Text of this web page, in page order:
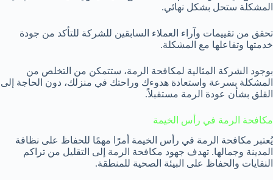
المشكلة ستحل بشكل نهائي.
تحقق من تقييمات وآراء العملاء السابقين للشركة للتأكد من جودة
خدمتها وتفاعلها مع المشكلة.
بوجود الشركة المثالية لمكافحة الرمة، ستتمكن من التخلص من
المشكلة بسرعة واستعادة هدوءك وراحتك في منزلك، دون الحاجة إلى
القلق بشأن عودة الرمة مستقبلاً.
مكافحة الرمة في رأس الخيمة
يُعتبر مكافحة الرمة في رأس الخيمة أمرًا مهمًا للحفاظ على نظافة
المدينة وجمالها. تهدف جهود مكافحة الرمة إلى التقليل من تراكم
النفايات والحفاظ على البيئة الصحية للمنطقة.